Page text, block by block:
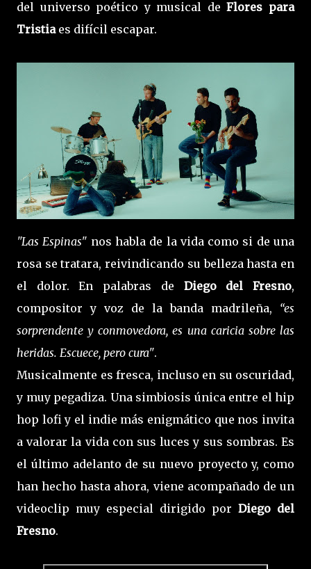
del universo poético y musical de Flores para
Tristia es difícil escapar.
"Las Espinas" nos habla de la vida como si de una
rosa se tratara, reivindicando su belleza hasta en
el dolor. En palabras de Diego del Fresno,
compositor y voz de la banda madrileña, “es
sorprendente y conmovedora, es una caricia sobre las
heridas. Escuece, pero cura".
Musicalmente es fresca, incluso en su oscuridad,
y muy pegadiza. Una simbiosis única entre el hip
hop lofi y el indie más enigmático que nos invita
a valorar la vida con sus luces y sus sombras. Es
el último adelanto de su nuevo proyecto y, como
han hecho hasta ahora, viene acompañado de un
videoclip muy especial dirigido por Diego del
Fresno.